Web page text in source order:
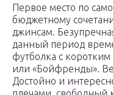
Первое место по
бюджетному
джинсам.
данный период
футболка с
или «Бойфренды».
Достойно и